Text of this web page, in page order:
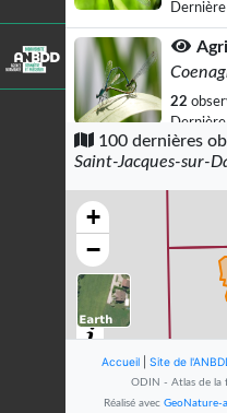
22
Anax
13
100 dernières
Saint-Jacques-sur-
+
−
Accueil Site de
ODIN - Atlas de la
Réalisé avec GeoNature-